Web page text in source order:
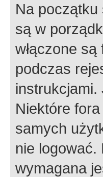
Na początku
są w
włączone
podczas
Niektóre
samych
nie
wymagana